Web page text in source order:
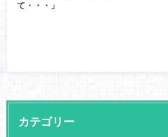
て・・・」
カテゴリー